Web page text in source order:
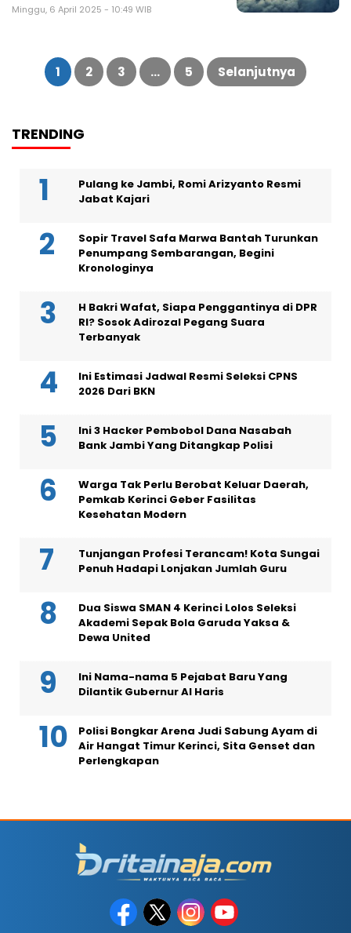
Minggu, 6 April 2025 - 10:49 WIB
Paginasi
pos
1 2 3 … 5 Selanjutnya
TRENDING
Pulang ke Jambi, Romi Arizyanto Resmi
Jabat Kajari
Sopir Travel Safa Marwa Bantah Turunkan
Penumpang Sembarangan, Begini
Kronologinya
H Bakri Wafat, Siapa Penggantinya di DPR
RI? Sosok Adirozal Pegang Suara
Terbanyak
Ini Estimasi Jadwal Resmi Seleksi CPNS
2026 Dari BKN
Ini 3 Hacker Pembobol Dana Nasabah
Bank Jambi Yang Ditangkap Polisi
Warga Tak Perlu Berobat Keluar Daerah,
Pemkab Kerinci Geber Fasilitas
Kesehatan Modern
Tunjangan Profesi Terancam! Kota Sungai
Penuh Hadapi Lonjakan Jumlah Guru
Dua Siswa SMAN 4 Kerinci Lolos Seleksi
Akademi Sepak Bola Garuda Yaksa &
Dewa United
Ini Nama-nama 5 Pejabat Baru Yang
Dilantik Gubernur Al Haris
Polisi Bongkar Arena Judi Sabung Ayam di
Air Hangat Timur Kerinci, Sita Genset dan
Perlengkapan